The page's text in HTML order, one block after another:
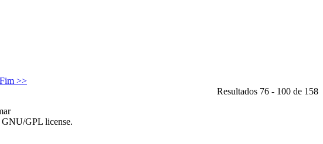
Fim >>
Resultados 76 - 100 de 158
GNU/GPL license.